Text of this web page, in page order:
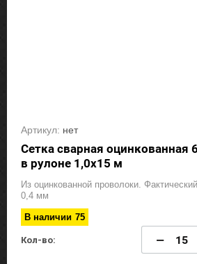
Артикул: нет
Сетка сварная оцинкованная
в рулоне 1,0х15 м
Из оцинкованной проволоки.
0,4 мм
В наличии 75
Кол-во: −